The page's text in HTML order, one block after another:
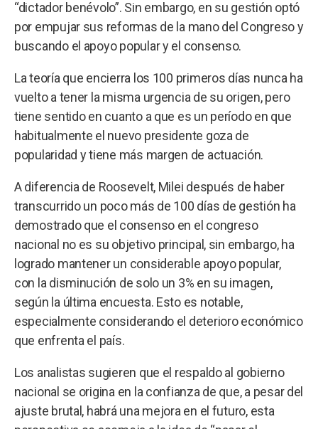
“dictador benévolo”. Sin embargo, en su gestión optó
por empujar sus reformas de la mano del Congreso y
buscando el apoyo popular y el consenso.
La teoría que encierra los 100 primeros días nunca ha
vuelto a tener la misma urgencia de su origen, pero
tiene sentido en cuanto a que es un período en que
habitualmente el nuevo presidente goza de
popularidad y tiene más margen de actuación.
A diferencia de Roosevelt, Milei después de haber
transcurrido un poco más de 100 días de gestión ha
demostrado que el consenso en el congreso
nacional no es su objetivo principal, sin embargo, ha
logrado mantener un considerable apoyo popular,
con la disminución de solo un 3% en su imagen,
según la última encuesta. Esto es notable,
especialmente considerando el deterioro económico
que enfrenta el país.
Los analistas sugieren que el respaldo al gobierno
nacional se origina en la confianza de que, a pesar del
ajuste brutal, habrá una mejora en el futuro, esta